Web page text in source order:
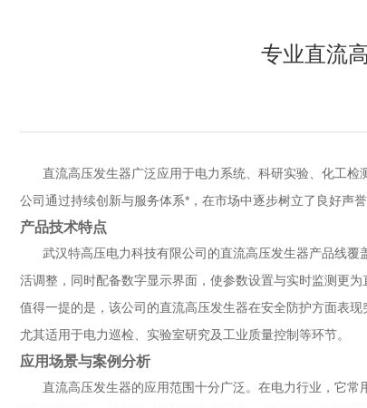
专业直流
直流高压发生器广泛应用于电力系统、科研实验、化工
公司通过持续创新与服务体系*，在市场中逐步树立了良好声
产品技术特点
武汉特高压电力科技有限公司的直流高压发生器产品线
活调整，同时配备数字显示界面，使参数设置与实时监测更
值得一提的是，该公司的直流高压发生器在安全防护方面表
尤其适用于电力巡检、实验室研究及工业质量控制等环节。
应用场景与案例分析
直流高压发生器的应用范围十分广泛。在电力行业，它